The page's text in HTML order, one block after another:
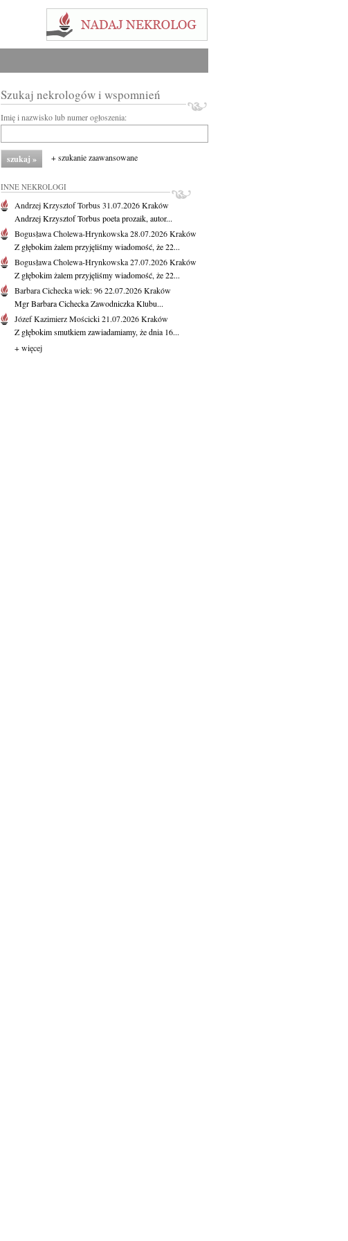
Szukaj nekrologów i wspomnień
Imię i nazwisko lub numer ogłoszenia:
+ szukanie zaawansowane
INNE NEKROLOGI
Andrzej Krzysztof Torbus31.07.2026Kraków
Andrzej Krzysztof Torbus poeta prozaik, autor...
Bogusława Cholewa-Hrynkowska28.07.2026Kraków
Z głębokim żalem przyjęliśmy wiadomość, że 22...
Bogusława Cholewa-Hrynkowska27.07.2026Kraków
Z głębokim żalem przyjęliśmy wiadomość, że 22...
Barbara Cicheckawiek: 9622.07.2026Kraków
Mgr Barbara Cichecka Zawodniczka Klubu...
Józef Kazimierz Mościcki21.07.2026Kraków
Z głębokim smutkiem zawiadamiamy, że dnia 16...
+ więcej